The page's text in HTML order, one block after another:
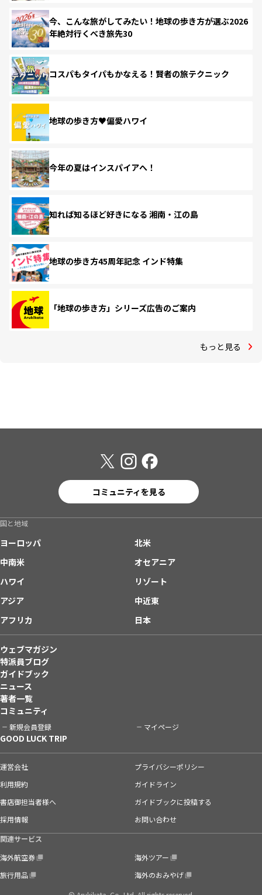
今、こんな旅がしてみたい！地球の歩き方が選ぶ2026
年絶対行くべき旅先30
コスパもタイパもかなえる！賢者の旅テクニック
地球の歩き方♥偏愛ハワイ
今年の夏はインスパイアへ！
知れば知るほど好きになる 湘南・江の島
地球の歩き方45周年記念 インド特集
「地球の歩き方」シリーズ広告のご案内
もっと見る
コミュニティを見る
国と地域
ヨーロッパ
北米
中南米
オセアニア
ハワイ
リゾート
アジア
中近東
アフリカ
日本
ウェブマガジン
特派員ブログ
ガイドブック
ニュース
著者一覧
コミュニティ
新規会員登録 マイページ
GOOD LUCK TRIP
運営会社
プライバシーポリシー
利用規約
ガイドライン
書店御担当者様へ
ガイドブックに投稿する
採用情報
お問い合わせ
関連サービス
海外航空券
海外ツアー
旅行用品
海外のおみやげ